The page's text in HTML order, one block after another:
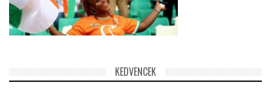
KEDVENCEK